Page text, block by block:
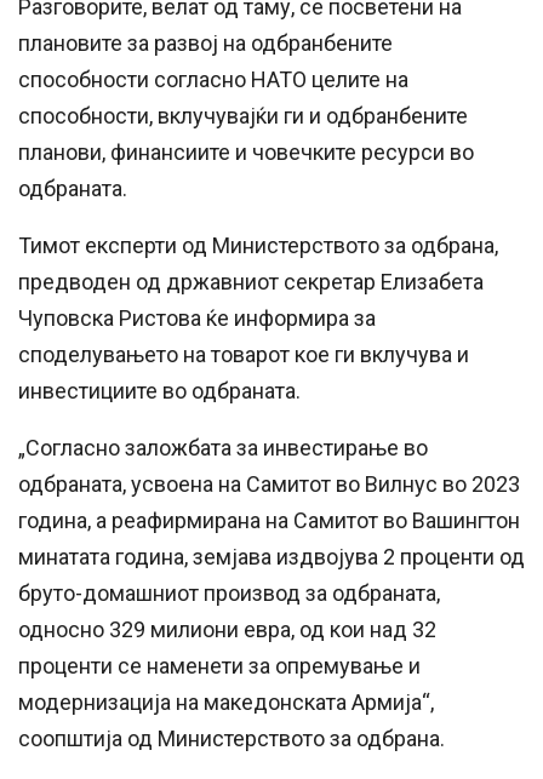
Разговорите, велат од таму, се посветени на
плановите за развој на одбранбените
способности согласно НАТО целите на
способности, вклучувајќи ги и одбранбените
планови, финансиите и човечките ресурси во
одбраната.
Тимот експерти од Министерството за одбрана,
предводен од државниот секретар Елизабета
Чуповска Ристова ќе информира за
споделувањето на товарот кое ги вклучува и
инвестициите во одбраната.
„Согласно заложбата за инвестирање во
одбраната, усвоена на Самитот во Вилнус во 2023
година, а реафирмирана на Самитот во Вашингтон
минатата година, земјава издвојува 2 проценти од
бруто-домашниот производ за одбраната,
односно 329 милиони евра, од кои над 32
проценти се наменети за опремување и
модернизација на македонската Армија“,
соопштија од Министерството за одбрана.